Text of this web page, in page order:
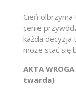
Cień
cenie
każda decyzja
może stać się
AKTA
twarda)